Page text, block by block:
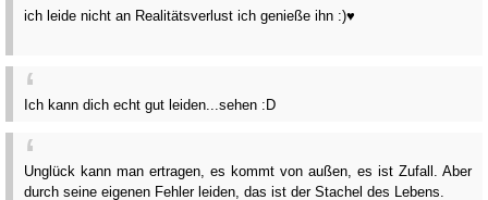
ich leide nicht an Realitätsverlust ich genieße ihn :)♥
Ich kann dich echt gut leiden...sehen :D
Unglück kann man ertragen, es kommt von außen, es ist Zufall. Aber
durch seine eigenen Fehler leiden, das ist der Stachel des Lebens.